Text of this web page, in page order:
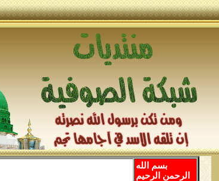
بسم الله
الرحمن الرحيم